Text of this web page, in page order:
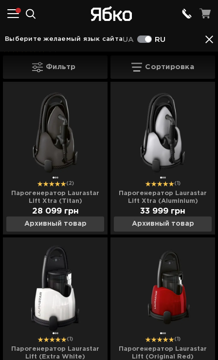
Выберите желаемый язык сайтаUA RU
Техника для дома Парогенераторы
Парогенераторы Laurastar
Фильтр Сортировка
(2)
Парогенератор Laurastar
Lift Xtra (Titan)
Архивный товар
28 099 грн
(1)
Парогенератор Laurastar
Lift Xtra (Aluminium)
Архивный товар
33 999 грн
(1)
Парогенератор Laurastar
Lift (Extra White)
(1)
Парогенератор Laurastar
Lift (Original Red)